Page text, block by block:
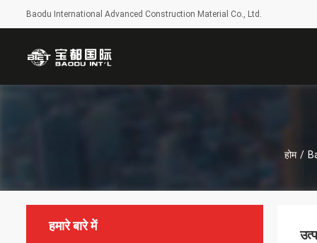
Baodu International Advanced Construction Material Co., Ltd.
होम /
हमारे बारे में